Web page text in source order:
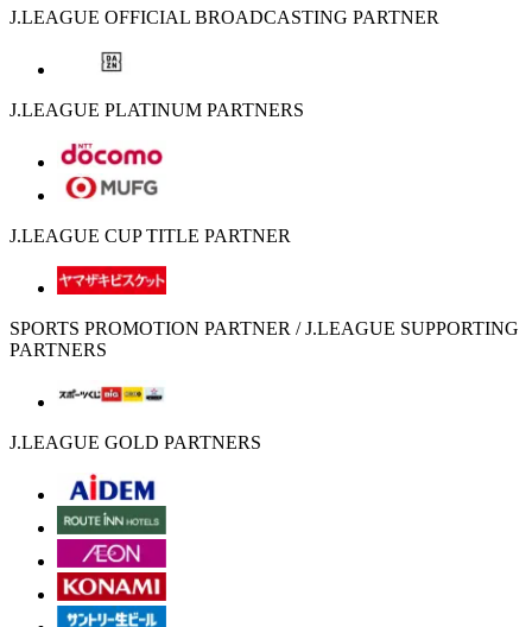
J.LEAGUE OFFICIAL BROADCASTING PARTNER
J.LEAGUE PLATINUM PARTNERS
J.LEAGUE CUP TITLE PARTNER
SPORTS PROMOTION PARTNER / J.LEAGUE SUPPORTING
PARTNERS
J.LEAGUE GOLD PARTNERS